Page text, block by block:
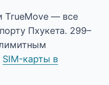
TrueMove — все
Пхукета. 299–
SIM-карты в